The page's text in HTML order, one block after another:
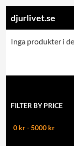
djurlivet.se
CONTENT
Inga produkter i
FILTER BY PRICE
0 kr - 5000 kr